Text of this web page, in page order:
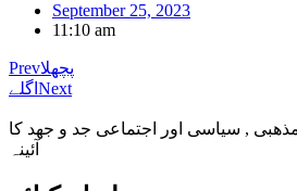
September 25, 2023
11:10 am
Prevپچھلا
اگلے Next
, سیاسی اور اجتماعی جد و جهد کا
آئینہ